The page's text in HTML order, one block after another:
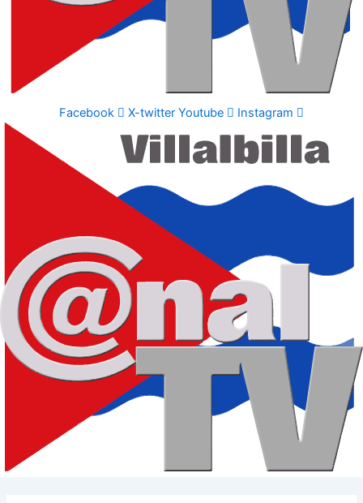
Facebook X-twitter Youtube Instagram